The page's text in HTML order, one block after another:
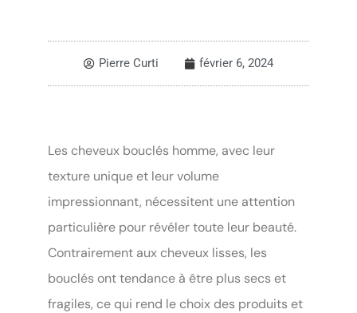
Pierre Curti février 6, 2024
Les cheveux bouclés homme, avec leur
texture unique et leur volume
impressionnant, nécessitent une attention
particulière pour révéler toute leur beauté.
Contrairement aux cheveux lisses, les
bouclés ont tendance à être plus secs et
fragiles, ce qui rend le choix des produits et